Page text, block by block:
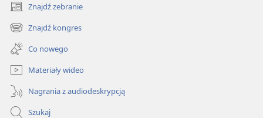
Znajdź zebranie
(opens
new
window)
Znajdź kongres
(opens
new
window)
Co nowego
Materiały wideo
Nagrania z audiodeskrypcją
Szukaj